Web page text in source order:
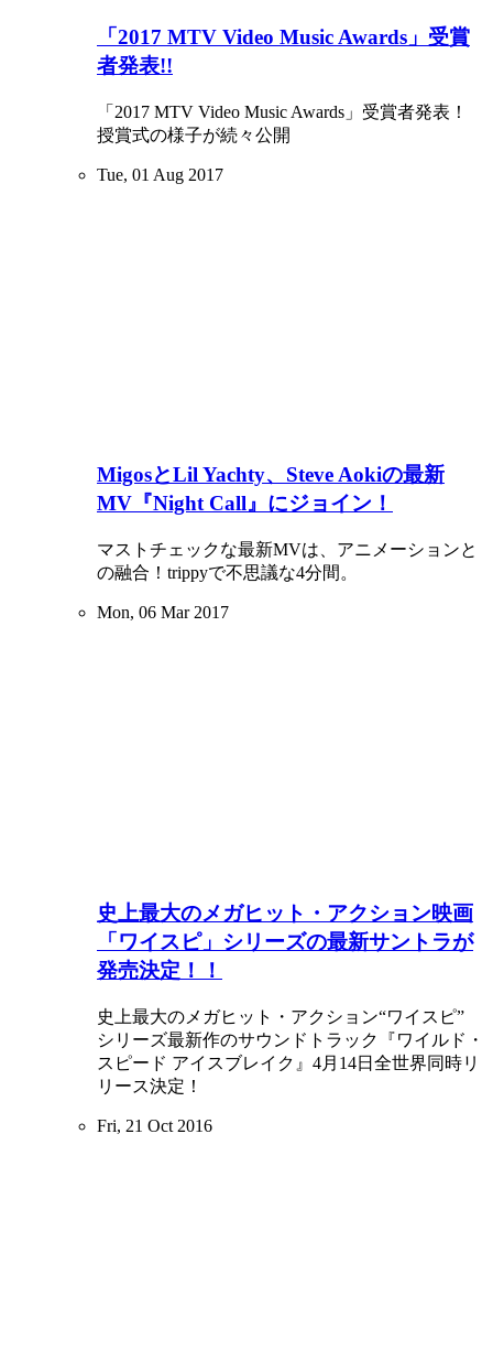
「2017 MTV Video Music Awards」受賞
者発表!!
「2017 MTV Video Music Awards」受賞者発表！
授賞式の様子が続々公開
Tue, 01 Aug 2017
MigosとLil Yachty、Steve Aokiの最新
MV『Night Call』にジョイン！
マストチェックな最新MVは、アニメーションと
の融合！trippyで不思議な4分間。
Mon, 06 Mar 2017
史上最大のメガヒット・アクション映画
「ワイスピ」シリーズの最新サントラが
発売決定！！
史上最大のメガヒット・アクション“ワイスピ”
シリーズ最新作のサウンドトラック『ワイルド・
スピード アイスブレイク』4月14日全世界同時リ
リース決定！
Fri, 21 Oct 2016